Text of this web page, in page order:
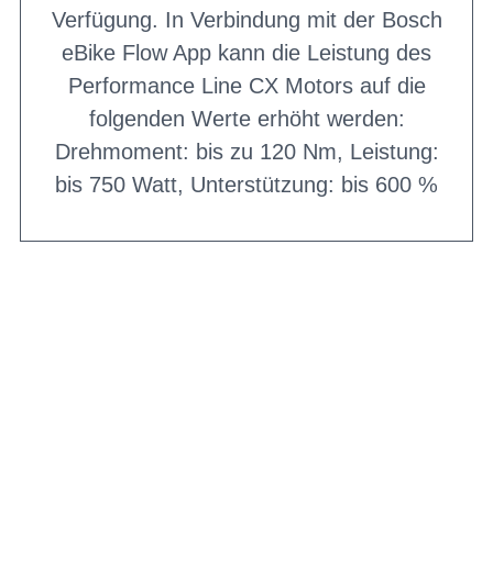
Verfügung. In Verbindung mit der Bosch
eBike Flow App kann die Leistung des
Performance Line CX Motors auf die
folgenden Werte erhöht werden:
Drehmoment: bis zu 120 Nm, Leistung:
bis 750 Watt, Unterstützung: bis 600 %